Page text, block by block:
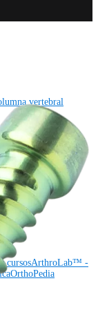
vertebral
Ortobiológicos
cursosArthroLab™ -
OrthoPedia